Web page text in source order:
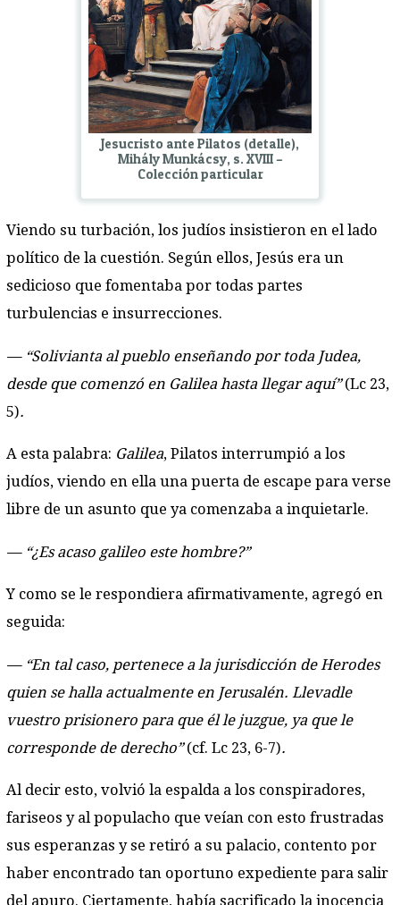
Jesucristo ante Pilatos (detalle),
Mihály Munkácsy, s. XVIII –
Colección particular
Viendo su turbación, los judíos insistieron en el lado
político de la cuestión. Según ellos, Jesús era un
sedicioso que fomentaba por todas partes
turbulencias e insurrecciones.
— “Solivianta al pueblo enseñando por toda Judea,
desde que comenzó en Galilea hasta llegar aquí”(Lc 23,
5).
A esta palabra: Galilea, Pilatos interrumpió a los
judíos, viendo en ella una puerta de escape para verse
libre de un asunto que ya comenzaba a inquietarle.
— “¿Es acaso galileo este hombre?”
Y como se le respondiera afirmativamente, agregó en
seguida:
— “En tal caso, pertenece a la jurisdicción de Herodes
quien se halla actualmente en Jerusalén. Llevadle
vuestro prisionero para que él le juzgue, ya que le
corresponde de derecho”(cf. Lc 23, 6-7).
Al decir esto, volvió la espalda a los conspiradores,
fariseos y al populacho que veían con esto frustradas
sus esperanzas y se retiró a su palacio, contento por
haber encontrado tan oportuno expediente para salir
del apuro. Ciertamente, había sacrificado la inocencia